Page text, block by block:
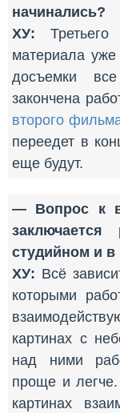
начинались?
ХУ:
материала уже
досъемки
закончена
второго
переедет в
еще будут.
— Вопрос к
студийном и в
ХУ: Всё
которыми
картинах с
над ними
проще и
картинах